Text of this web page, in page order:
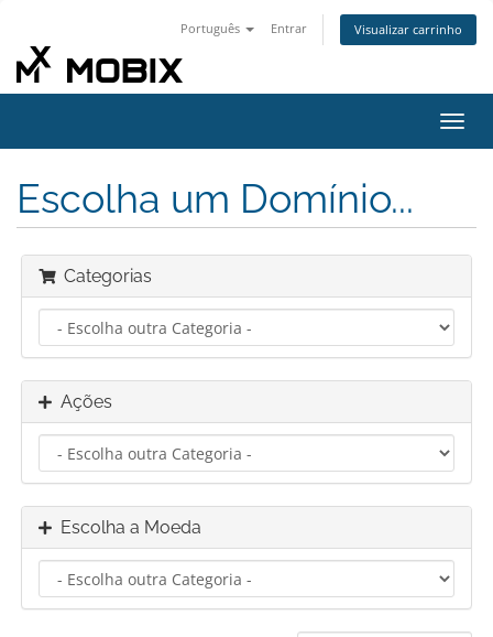
Português Entrar Visualizar carrinho
Escolha um Domínio...
Categorias
Ações
Escolha a Moeda